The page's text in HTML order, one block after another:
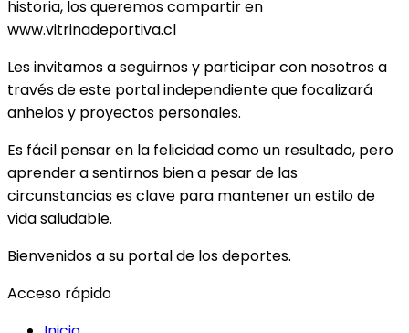
historia, los queremos compartir en
www.vitrinadeportiva.cl
Les invitamos a seguirnos y participar con nosotros a
través de este portal independiente que focalizará
anhelos y proyectos personales.
Es fácil pensar en la felicidad como un resultado, pero
aprender a sentirnos bien a pesar de las
circunstancias es clave para mantener un estilo de
vida saludable.
Bienvenidos a su portal de los deportes.
Acceso rápido